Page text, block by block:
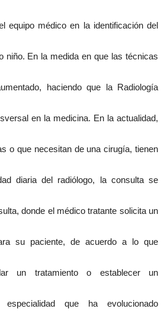
equipo médico en la identificación del
niño. En la medida en que las técnicas
haciendo que la Radiología
en la medicina. En la actualidad,
o que necesitan de una cirugía, tienen
diaria del radiólogo, la consulta se
donde el médico tratante solicita un
su paciente, de acuerdo a lo que
un tratamiento o establecer un
que ha evolucionado